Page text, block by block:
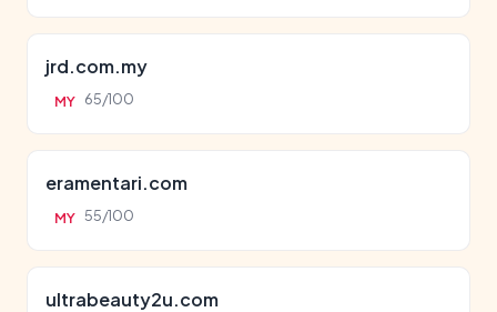
jrd.com.my
MY 65/100
eramentari.com
MY 55/100
ultrabeauty2u.com